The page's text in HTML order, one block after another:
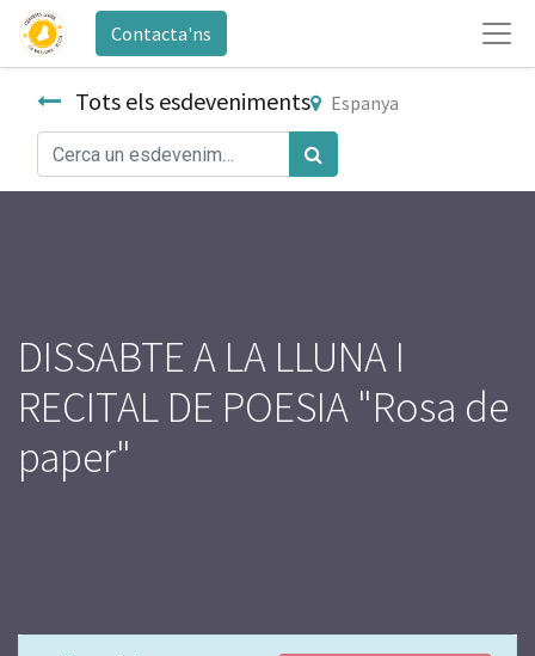
Contacta'ns
Tots els esdeveniments Espanya
DISSABTE A LA LLUNA I
RECITAL DE POESIA "Rosa de
paper"